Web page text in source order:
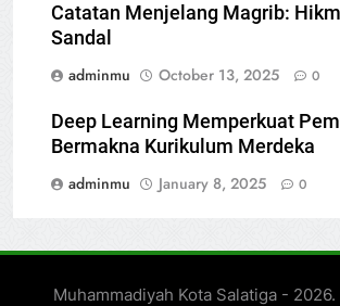
Catatan Menjelang Magrib:
Sandal
adminmu
October 13, 2025 0
Deep Learning Memperkuat
Bermakna Kurikulum Merdeka
adminmu
January 8, 2025 0
Muhammadiyah Kota Salatiga -